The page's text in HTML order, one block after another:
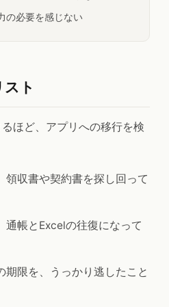
の必要を感じない
ト
ほど、アプリへの移行を検
領収書や契約書を探し回って
通帳とExcelの往復になって
期限を、うっかり逃したこと